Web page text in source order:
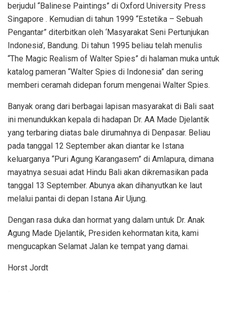
berjudul “Balinese Paintings” di Oxford University Press
Singapore . Kemudian di tahun 1999 “Estetika – Sebuah
Pengantar” diterbitkan oleh ‘Masyarakat Seni Pertunjukan
Indonesia’, Bandung. Di tahun 1995 beliau telah menulis
“The Magic Realism of Walter Spies” di halaman muka untuk
katalog pameran “Walter Spies di Indonesia” dan sering
memberi ceramah didepan forum mengenai Walter Spies.
Banyak orang dari berbagai lapisan masyarakat di Bali saat
ini menundukkan kepala di hadapan Dr. AA Made Djelantik
yang terbaring diatas bale dirumahnya di Denpasar. Beliau
pada tanggal 12 September akan diantar ke Istana
keluarganya “Puri Agung Karangasem” di Amlapura, dimana
mayatnya sesuai adat Hindu Bali akan dikremasikan pada
tanggal 13 September. Abunya akan dihanyutkan ke laut
melalui pantai di depan Istana Air Ujung.
Dengan rasa duka dan hormat yang dalam untuk Dr. Anak
Agung Made Djelantik, Presiden kehormatan kita, kami
mengucapkan Selamat Jalan ke tempat yang damai.
Horst Jordt